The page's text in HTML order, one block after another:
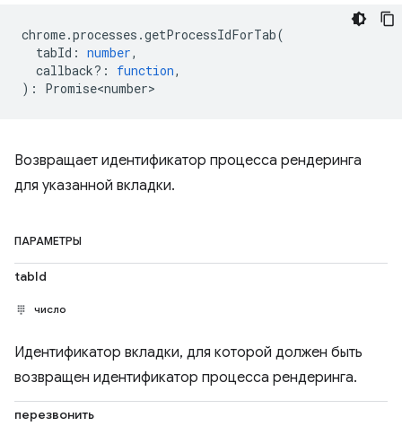
chrome.processes .getProcessIdForTab(
tabId : number,
callback? : function,
) : Promise<number>
Возвращает идентификатор процесса рендеринга
для указанной вкладки.
ПАРАМЕТРЫ
tabId
число
Идентификатор вкладки, для которой должен быть
возвращен идентификатор процесса рендеринга.
перезвонить